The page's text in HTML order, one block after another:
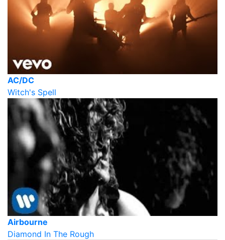
AC/DC
Witch's Spell
Airbourne
Diamond In The Rough